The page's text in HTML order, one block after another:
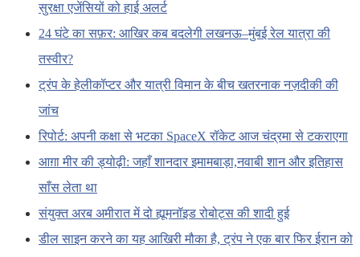
सुरक्षा एजेंसियों को हाई अलर्ट
24 घंटे का सफ़र: आखिर कब बदलेगी लखनऊ–मुंबई रेल यात्रा की
तस्वीर?
ट्रंप के हेलीकॉप्टर और यात्री विमान के बीच खतरनाक नज़दीकी की
जांच
रिपोर्ट: अपनी कक्षा से भटका SpaceX रॉकेट आज चंद्रमा से टकराएगा
आग़ा मीर की ड्योढ़ी: जहाँ शानदार इमामबाड़ा,नवाबी शान और इतिहास
साँस लेता था
संयुक्त अरब अमीरात में दो ह्यूमनॉइड रोबोट्स की शादी हुई
डील साइन करने का यह आखिरी मौका है, ट्रंप ने एक बार फिर ईरान को